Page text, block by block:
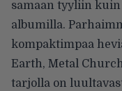
samaan tyyliin
albumilla.
kompaktimpaa
Earth, Metal
tarjolla on